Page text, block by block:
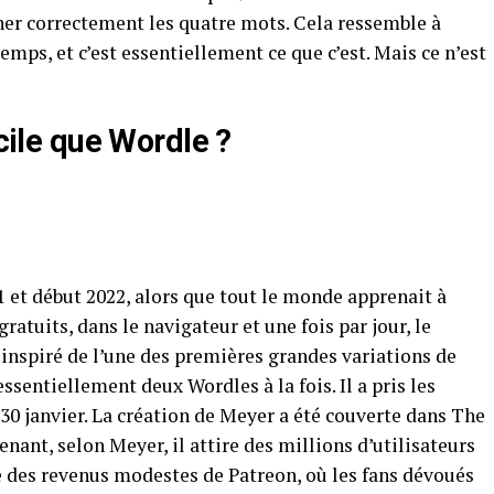
correctement les quatre mots. Cela ressemble à
et c’est essentiellement ce que c’est. Mais ce n’est
que Wordle ?
début 2022, alors que tout le monde apprenait à
dans le navigateur et une fois par jour, le
de l’une des premières grandes variations de
deux Wordles à la fois. Il a pris les
janvier. La création de Meyer a été couverte dans The
selon Meyer, il attire des millions d’utilisateurs
revenus modestes de Patreon, où les fans dévoués